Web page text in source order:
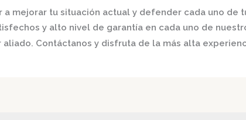
mejorar tu situación actual y defender cada uno de
y alto nivel de garantía en cada uno de
Contáctanos y disfruta de la más alta